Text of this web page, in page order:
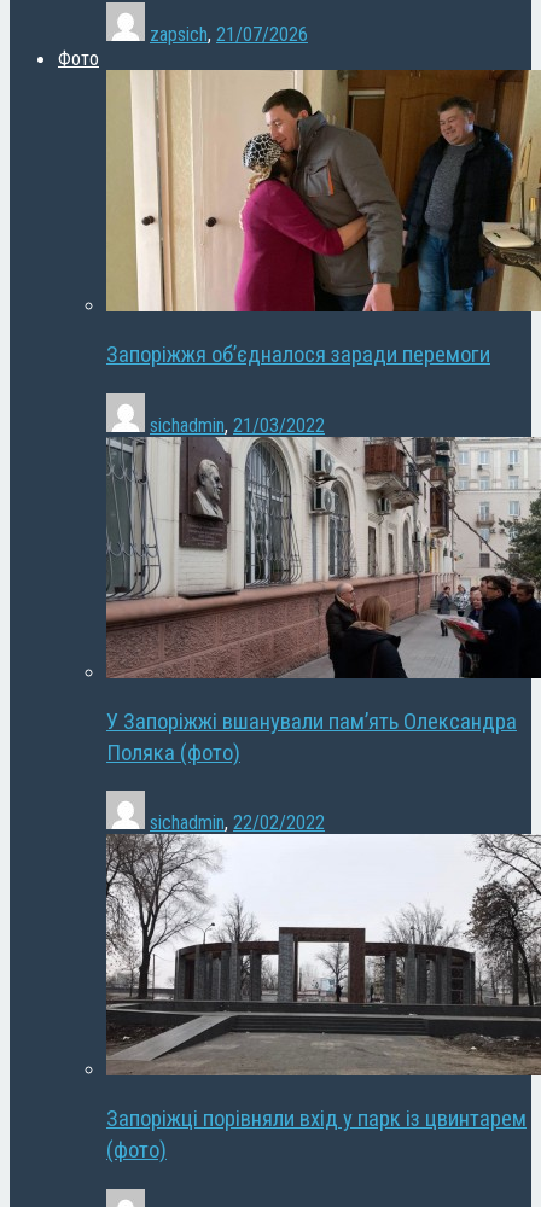
zapsich, 21/07/2026
Фото
Запоріжжя об’єдналося заради перемоги
sichadmin, 21/03/2022
У Запоріжжі вшанували пам’ять Олександра
Поляка (фото)
sichadmin, 22/02/2022
Запоріжці порівняли вхід у парк із цвинтарем
(фото)